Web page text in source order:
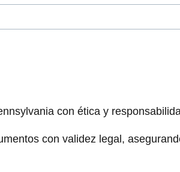
con ética y
con validez legal,